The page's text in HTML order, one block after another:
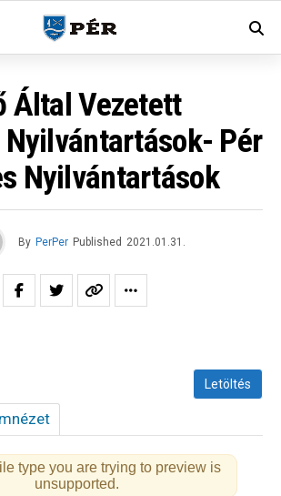
Által Vezetett
Nyilvántartások- Pér
Nyilvántartások
By PerPer Published 2021.01.31.
Letöltés